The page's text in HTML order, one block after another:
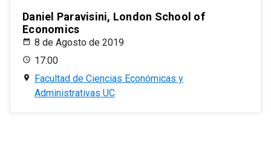
Daniel Paravisini, London School of
Economics
8 de Agosto de 2019
17:00
Facultad de Ciencias Económicas y
Administrativas UC